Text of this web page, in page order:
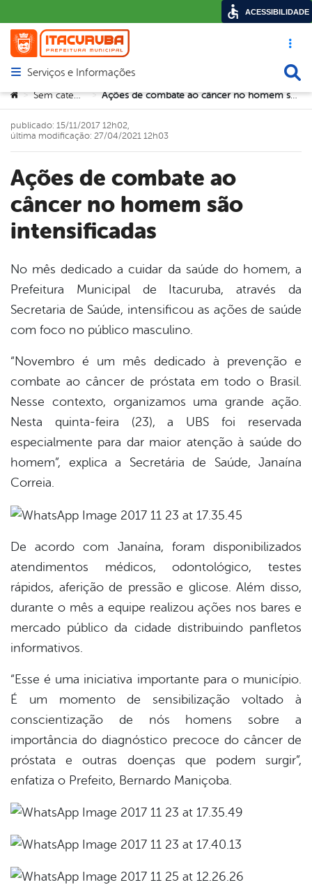
Acesso
Abrir menu principal de navegação
Serviços e Informações
Você está aqui:
> Sem categoria > Ações de combate ao câncer no homem são intensificadas
Ações de combate ao
câncer no homem são
intensificadas
publicado: 15/11/2017 12h02,
última modificação: 27/04/2021 12h03
No mês dedicado a cuidar da saúde do homem, a
Prefeitura Municipal de Itacuruba, através da
Secretaria de Saúde, intensificou as ações de saúde
com foco no público masculino.
“Novembro é um mês dedicado à prevenção e
combate ao câncer de próstata em todo o Brasil.
Nesse contexto, organizamos uma grande ação.
Nesta quinta-feira (23), a UBS foi reservada
especialmente para dar maior atenção à saúde do
homem”, explica a Secretária de Saúde, Janaína
Correia.
De acordo com Janaína, foram disponibilizados
atendimentos médicos, odontológico, testes
rápidos, aferição de pressão e glicose. Além disso,
durante o mês a equipe realizou ações nos bares e
mercado público da cidade distribuindo panfletos
informativos.
“Esse é uma iniciativa importante para o município.
É um momento de sensibilização voltado à
conscientização de nós homens sobre a
importância do diagnóstico precoce do câncer de
próstata e outras doenças que podem surgir”,
enfatiza o Prefeito, Bernardo Maniçoba.
ACESSIBILIDADE